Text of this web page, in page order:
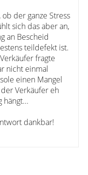
der ganze Stress
sich das aber an,
an Bescheid
teildefekt ist.
fragte
nicht einmal
einen Mangel
Verkäufer eh
hängt...
dankbar!